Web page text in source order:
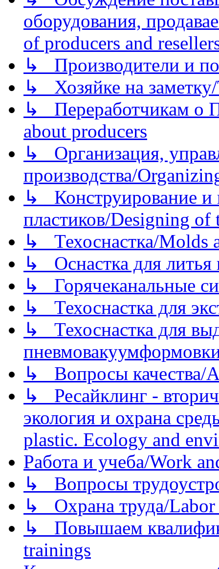
оборудования,
of producers and
↳ Производители и
↳ Хозяйке на
↳ Переработчикам о
about producers
↳ Организация,
производства/
↳ Конструирование и
пластиков/Designing of
↳ Техоснастка/Molds
↳ Оснастка для литья
↳ Горячеканальные
↳ Техоснастка для
↳ Техоснастка для
↳ Вопросы качества/
↳ Ресайклинг -
экология и охрана
plastic. Ecology and
Работа и учеба/Work
↳ Вопросы
↳ Охрана труда/Labor
↳ Повышаем
trainings